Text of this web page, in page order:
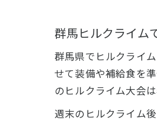
群馬ヒルクライム
群馬県でヒルクライ
せて装備や補給食を
のヒルクライム大会
週末のヒルクライム